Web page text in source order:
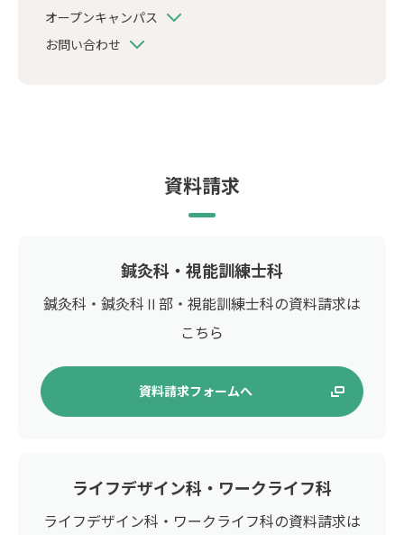
オープンキャンパス
お問い合わせ
資料請求
鍼灸科・視能訓練士科
鍼灸科・鍼灸科Ⅱ部・視能訓練士科の資料請求は
こちら
資料請求フォームへ
ライフデザイン科・ワークライフ科
ライフデザイン科・ワークライフ科の資料請求は